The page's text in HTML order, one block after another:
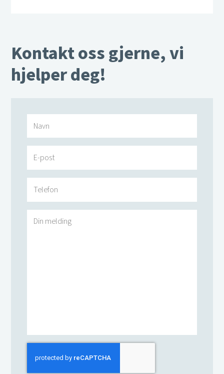
Kontakt oss gjerne, vi
hjelper deg!